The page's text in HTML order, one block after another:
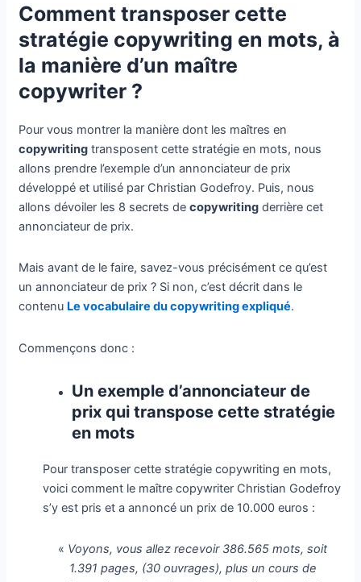
Comment transposer cette
stratégie copywriting en mots, à
la manière d’un maître
copywriter ?
Pour vous montrer la manière dont les maîtres en
copywriting transposent cette stratégie en mots, nous
allons prendre l’exemple d’un annonciateur de prix
développé et utilisé par Christian Godefroy. Puis, nous
allons dévoiler les 8 secrets decopywriting derrière cet
annonciateur de prix.
Mais avant de le faire, savez-vous précisément ce qu’est
un annonciateur de prix ? Si non, c’est décrit dans le
contenu Le vocabulaire du copywriting expliqué.
Commençons donc :
Un exemple d’annonciateur de
prix qui transpose cette stratégie
en mots
Pour transposer cette stratégie copywriting en mots,
voici comment le maître copywriter Christian Godefroy
s’y est pris et a annoncé un prix de 10.000 euros :
« Voyons, vous allez recevoir 386.565 mots, soit
1.391 pages, (30 ouvrages), plus un cours de